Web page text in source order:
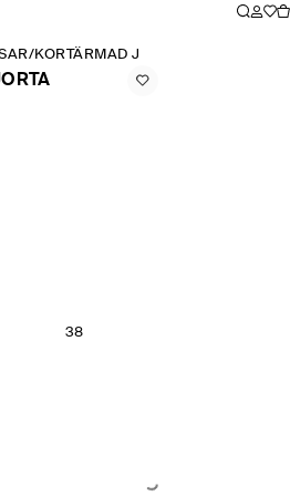
/KORTÄRMAD JEANSSKJORTA
38